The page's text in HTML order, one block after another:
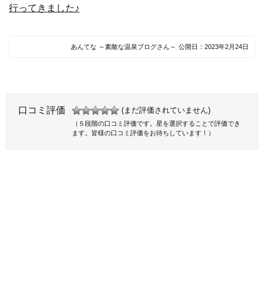
行ってきました♪
あんてな ～素敵な温泉ブログさん～ 公開日： 2023年2月24日
口コミ評価 (まだ評価されていません)
（５段階の口コミ評価です。星を選択することで評価でき
ます。皆様の口コミ評価をお待ちしています！）